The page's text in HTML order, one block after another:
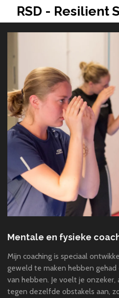
direct
naar
hoofdinhoud
RSD - Resilient
Mentale en fysieke
Mijn coaching is speciaal
geweld te maken hebben gehad
van hebben. Je voelt je
tegen dezelfde obstakels aan,